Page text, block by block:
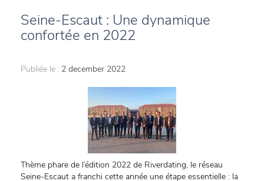
Seine-Escaut : Une dynamique
confortée en 2022
Publiée le : 2 december 2022
Thème phare de l’édition 2022 de Riverdating, le réseau
Seine-Escaut a franchi cette année une étape essentielle : la